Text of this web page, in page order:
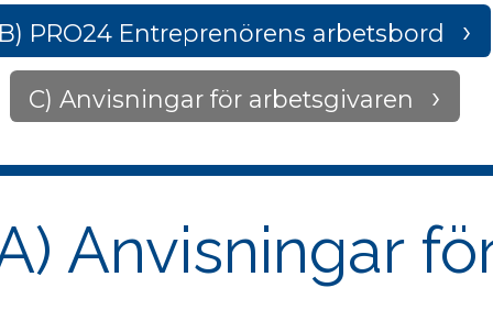
B) PRO24 Entreprenörens arbetsbord
C) Anvisningar för arbetsgivaren
Anvisningar